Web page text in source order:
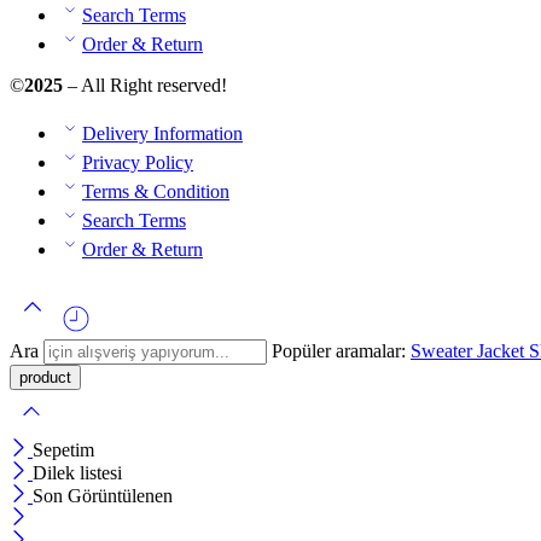
Search Terms
Order & Return
©2025 – All Right reserved!
Delivery Information
Privacy Policy
Terms & Condition
Search Terms
Order & Return
Ara Popüler aramalar: SweaterJacket
Sepetim
Dilek listesi
Son Görüntülenen